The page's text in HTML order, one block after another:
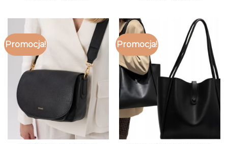
Promocja! Promocja!